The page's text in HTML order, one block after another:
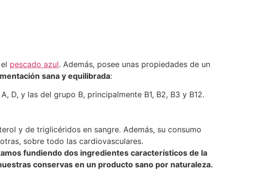
pescado azul. Además, posee unas propiedades de un
sana y equilibrada:
D, y las del grupo B, principalmente B1, B2, B3 y B12.
y de triglicéridos en sangre. Además, su consumo
sobre todo las cardiovasculares.
fundiendo dos ingredientes característicos de la
conservas en un producto sano por naturaleza.